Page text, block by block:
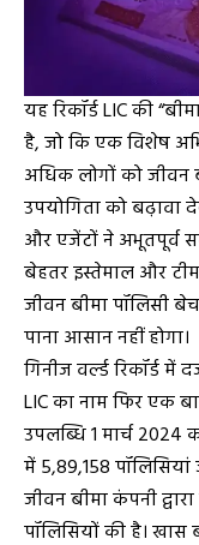
यह रिकॉर्ड LIC की
है, जो कि एक विशेष
अधिक लोगों को जीवन
उपयोगिता को बढ़ावा
और एजेंटों ने अभूतपूर्व
बेहतर इस्तेमाल और
जीवन बीमा पॉलिसी
पाना आसान नहीं होगा।
गिनीज वर्ल्ड रिकॉर्ड में
LIC का नाम फिर एक
उपलब्धि 1 मार्च 2024
में 5,89,158
जीवन बीमा कंपनी
पॉलिसियों की है।